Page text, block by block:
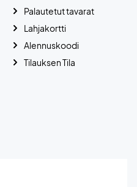
Palautetut tavarat
Lahjakortti
Alennuskoodi
Tilauksen Tila